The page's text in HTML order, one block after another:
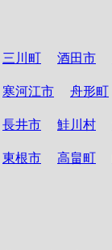
三川町 酒田市
寒河江市 舟形町
長井市 鮭川村
東根市 高畠町